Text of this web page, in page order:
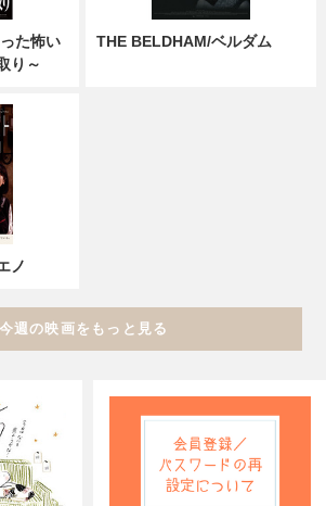
た怖い
り～
THE BELDHAM/ベルダム
ノ
今週の映画をもっと見る